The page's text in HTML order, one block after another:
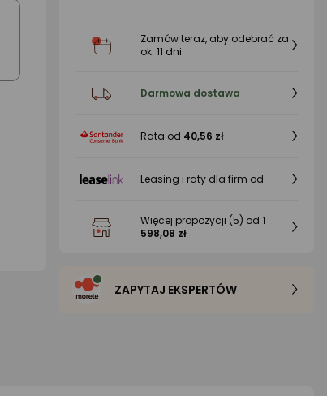
Zamów teraz, aby odebrać za
ok. 11 dni
Darmowa dostawa
Rata od 40,56 zł
Leasing i raty dla firm od
Więcej propozycji (5) od 1
598,08 zł
ZAPYTAJ EKSPERTÓW